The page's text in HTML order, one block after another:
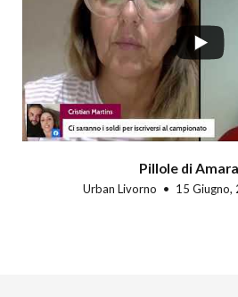
Pillole di
Urban Livorno 15 Giugno,